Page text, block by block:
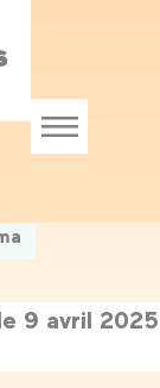
Menu
9 avril